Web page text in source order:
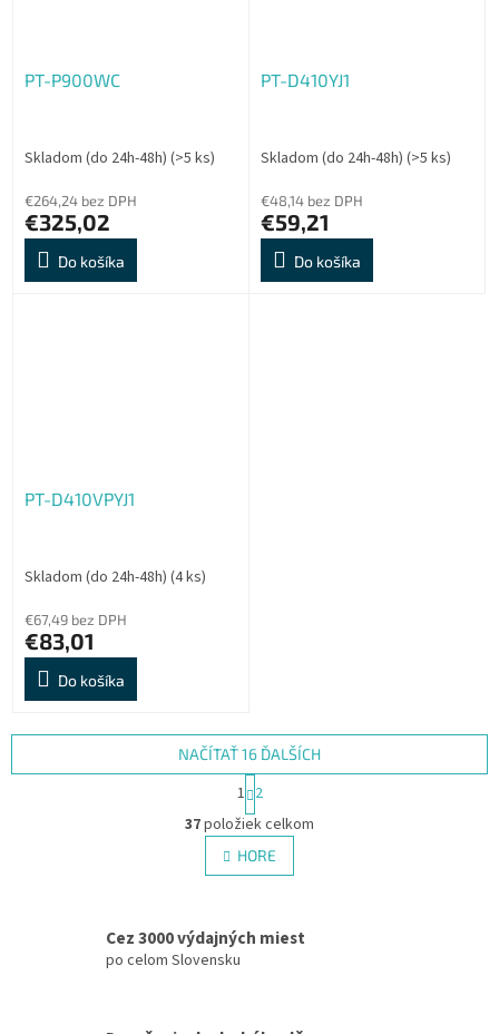
PT-P900WC
Skladom (do 24h-48h) (>5 ks)
€264,24 bez DPH
€325,02
Do košíka
PT-D410YJ1
Skladom (do 24h-48h) (>5 ks)
€48,14 bez DPH
€59,21
Do košíka
PT-D410VPYJ1
Skladom (do 24h-48h) (4 ks)
€67,49 bez DPH
€83,01
Do košíka
O
v
l
á
c
r
NAČÍTAŤ 16 ĎALŠÍCH
S
t
r
á
n
k
a
1 2
37položiek celkom
HORE
Cez 3000 výdajných miest
po celom Slovensku